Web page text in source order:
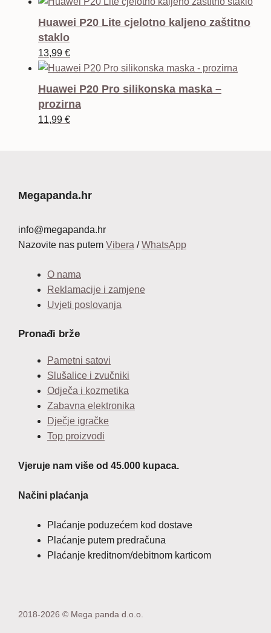
Huawei P20 Lite cjelotno kaljeno zaštitno
staklo
13,99 €
Huawei P20 Pro silikonska maska –
prozirna
11,99 €
Megapanda.hr
info@megapanda.hr
Nazovite nas putem Vibera / WhatsApp
O nama
Reklamacije i zamjene
Uvjeti poslovanja
Pronađi brže
Pametni satovi
Slušalice i zvučniki
Odječa i kozmetika
Zabavna elektronika
Dječje igračke
Top proizvodi
Vjeruje nam više od 45.000 kupaca.
Načini plaćanja
Plaćanje poduzećem kod dostave
Plaćanje putem predračuna
Plaćanje kreditnom/debitnom karticom
2018-2026 © Mega panda d.o.o.